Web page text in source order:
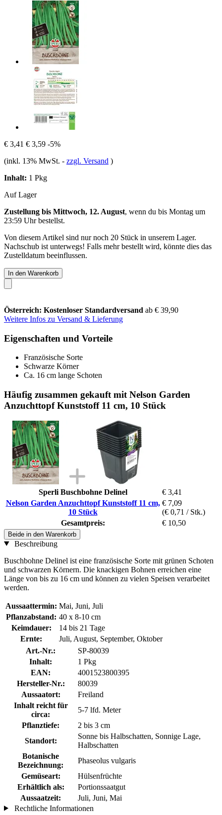
€ 3,41 € 3,59 -5%
(inkl. 13% MwSt. - zzgl. Versand )
Inhalt: 1 Pkg
Auf Lager
Zustellung bis Mittwoch, 12. August, wenn du bis Montag um
23:59 Uhrbestellst.
Von diesem Artikel sind nur noch 20 Stück in unserem Lager.
Nachschub ist unterwegs! Falls mehr bestellt wird, könnte dies das
Zustelldatum beeinflussen.
In den Warenkorb
Österreich: Kostenloser Standardversand ab € 39,90
Weitere Infos zu Versand & Lieferung
Eigenschaften und Vorteile
Französische Sorte
Schwarze Körner
Ca. 16 cm lange Schoten
Häufig zusammen gekauft mit Nelson Garden
Anzuchttopf Kunststoff 11 cm, 10 Stück
Sperli Buschbohne Delinel
€ 3,41
Nelson Garden Anzuchttopf Kunststoff 11 cm,
10 Stück
€ 7,09
(€ 0,71 / Stk.)
Gesamtpreis:
€ 10,50
Beide in den Warenkorb
Beschreibung
Buschbohne Delinel ist eine französische Sorte mit grünen Schoten
und schwarzen Körnern. Die knackigen Bohnen erreichen eine
Länge von bis zu 16 cm und können zu vielen Speisen verarbeitet
werden.
Aussaattermin: Mai, Juni, Juli
Pflanzabstand: 40 x 8-10 cm
Keimdauer:
14 bis 21 Tage
Ernte:
Juli, August, September, Oktober
Art.-Nr.:
SP-80039
Inhalt:
1 Pkg
EAN:
4001523800395
Hersteller-Nr.:
80039
Aussaatort:
Freiland
Inhalt reicht für
circa:
5-7 lfd. Meter
Pflanztiefe:
2 bis 3 cm
Standort:
Sonne bis Halbschatten, Sonnige Lage,
Halbschatten
Botanische
Bezeichnung:
Phaseolus vulgaris
Gemüseart:
Hülsenfrüchte
Erhältlich als:
Portionssaatgut
Aussaatzeit:
Juli, Juni, Mai
Rechtliche Informationen